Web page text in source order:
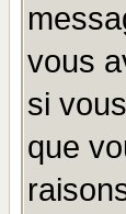
vous
si
que